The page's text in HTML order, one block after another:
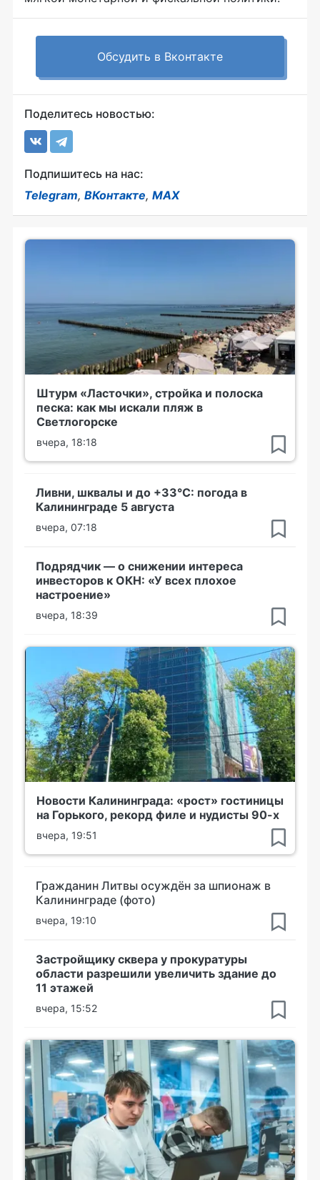
Обсудить в Вконтакте
Поделитесь новостью:
Подпишитесь на нас:
Telegram, ВКонтакте, MAX
Штурм «Ласточки», стройка и полоска
песка: как мы искали пляж в
Светлогорске
вчера, 18:18
Ливни, шквалы и до +33°С: погода в
Калининграде 5 августа
вчера, 07:18
Подрядчик — о снижении интереса
инвесторов к ОКН: «У всех плохое
настроение»
вчера, 18:39
Новости Калининграда: «рост» гостиницы
на Горького, рекорд филе и нудисты 90-х
вчера, 19:51
Гражданин Литвы осуждён за шпионаж в
Калининграде (фото)
вчера, 19:10
Застройщику сквера у прокуратуры
области разрешили увеличить здание до
11 этажей
вчера, 15:52